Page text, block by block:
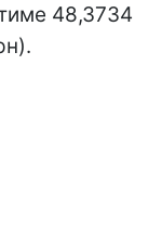
48,3734